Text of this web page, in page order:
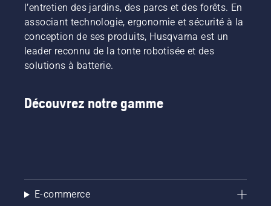
confortable
et réduit
la
fatigue
vous
permet
interruption.
l’entretien des jardins, des parcs et des forêts. En
associant technologie, ergonomie et sécurité à la
conception de ses produits, Husqvarna est un
leader reconnu de la tonte robotisée et des
solutions à batterie.
Découvrez notre gamme
E-commerce